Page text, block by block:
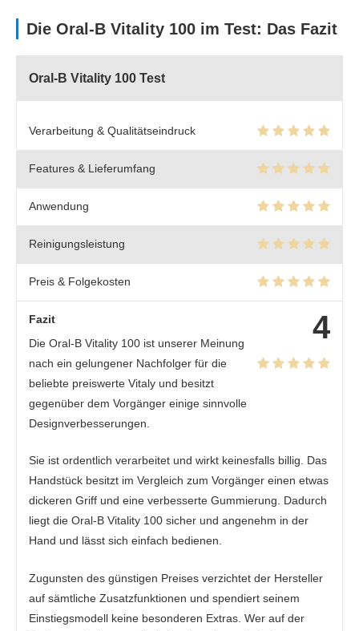
Die Oral-B Vitality 100 im Test: Das Fazit
Oral-B Vitality 100 Test
Verarbeitung & Qualitätseindruck
Features & Lieferumfang
Anwendung
Reinigungsleistung
Preis & Folgekosten
4
Fazit
Die Oral-B Vitality 100 ist unserer Meinung
nach ein gelungener Nachfolger für die
beliebte preiswerte Vitaly und besitzt
gegenüber dem Vorgänger einige sinnvolle
Designverbesserungen.
Sie ist ordentlich verarbeitet und wirkt keinesfalls billig. Das
Handstück besitzt im Vergleich zum Vorgänger einen etwas
dickeren Griff und eine verbesserte Gummierung. Dadurch
liegt die Oral-B Vitality 100 sicher und angenehm in der
Hand und lässt sich einfach bedienen.
Zugunsten des günstigen Preises verzichtet der Hersteller
auf sämtliche Zusatzfunktionen und spendiert seinem
Einstiegsmodell keine besonderen Extras. Wer auf der